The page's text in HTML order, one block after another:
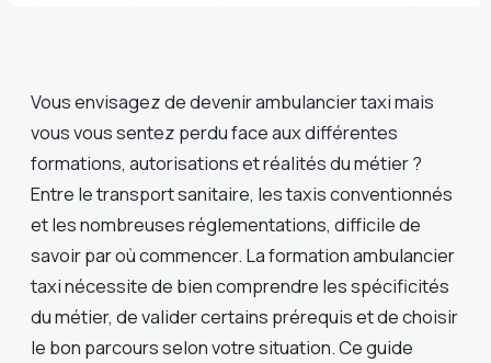
Vous envisagez de devenir ambulancier taxi mais
vous vous sentez perdu face aux différentes
formations, autorisations et réalités du métier ?
Entre le transport sanitaire, les taxis conventionnés
et les nombreuses réglementations, difficile de
savoir par où commencer. La formation ambulancier
taxi nécessite de bien comprendre les spécificités
du métier, de valider certains prérequis et de choisir
le bon parcours selon votre situation. Ce guide